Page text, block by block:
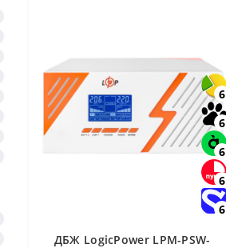
6
6
6
6
6
ДБЖ LogicPower LPM-PSW-